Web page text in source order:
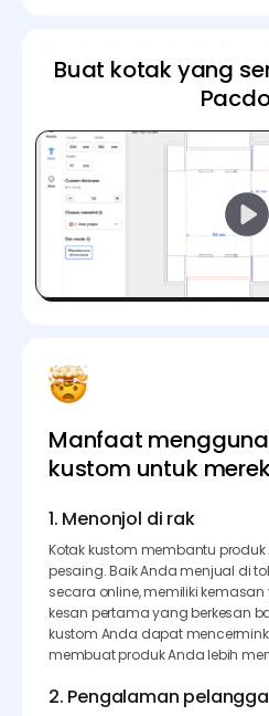
Buat kotak yang
Manfaat
kustom untuk
1. Menonjol di rak
Kotak kustom membantu
pesaing. Baik Anda menjual di
secara online, memiliki
kesan pertama yang berkesan
kustom Anda dapat
membuat produk Anda lebih
2. Pengalaman